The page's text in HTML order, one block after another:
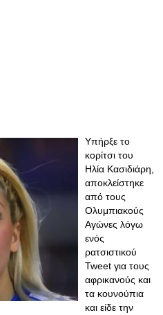
Υπήρξε το
κορίτσι του
Ηλία Κασιδιάρη,
αποκλείστηκε
από τους
Ολυμπιακούς
Αγώνες λόγω
ενός
ρατσιστικού
Tweet για τους
αφρικανούς και
τα κουνούπια
και είδε την